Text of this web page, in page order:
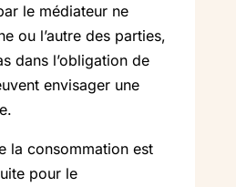
le médiateur ne
ou l’autre des parties,
dans l’obligation de
envisager une
la consommation est
pour le